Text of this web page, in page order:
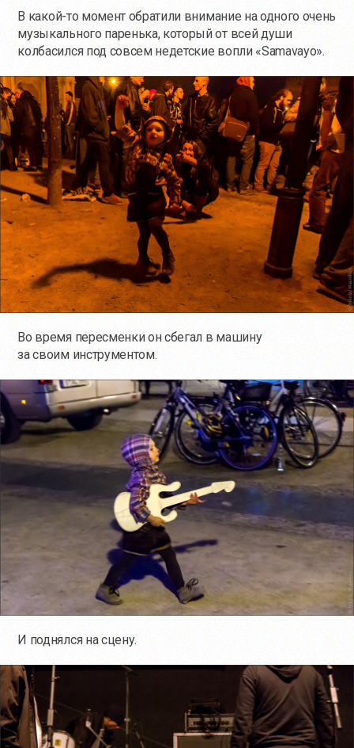
В какой-то момент обратили внимание на одного очень
музыкального паренька, который от всей души
колбасился под совсем недетские вопли «Samavayo».
Во время пересменки он сбегал в машину
за своим инструментом.
И поднялся на сцену.